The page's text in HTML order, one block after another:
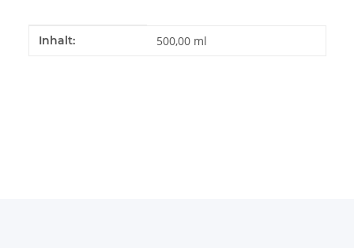
Produkteigenschaft
Wert
Inhalt: 500,00 ml